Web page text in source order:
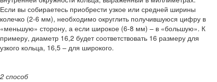
Если вы собираетесь приобрести узкое или средней ширины
колечко (2-6 мм), необходимо округлить получившуюся цифру в
«меньшую» сторону, а если широкое (6-8 мм) – в «большую». К
примеру, диаметр 16,2 будет соответствовать 16 размеру для
узкого кольца, 16,5 – для широкого.
2 способ